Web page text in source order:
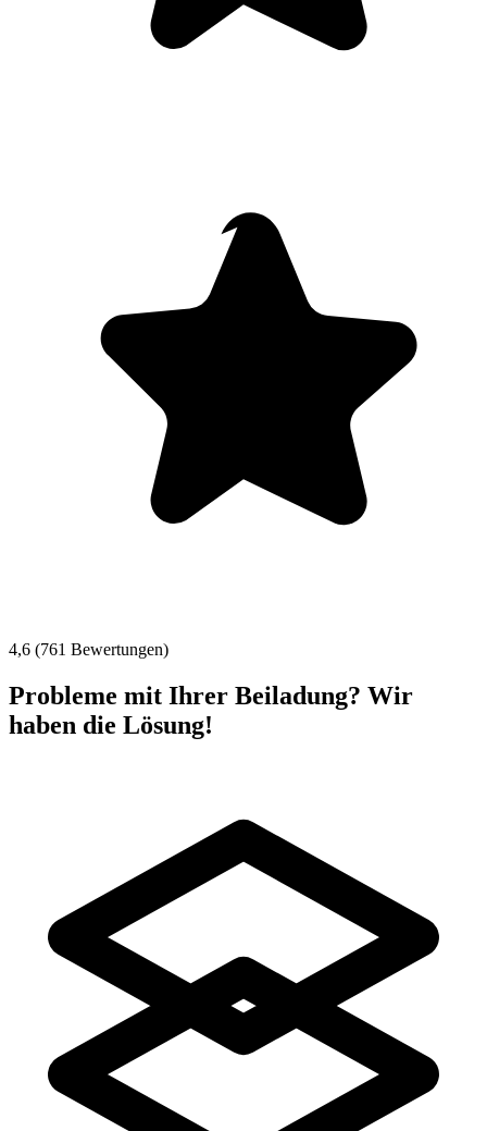
4,6 (761 Bewertungen)
Probleme mit Ihrer Beiladung? Wir
haben die Lösung!